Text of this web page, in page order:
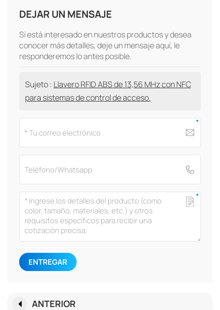
DEJAR UN MENSAJE
Si está interesado en nuestros productos y desea
conocer más detalles, deje un mensaje aquí, le
responderemos lo antes posible.
Sujeto : Llavero RFID ABS de 13,56 MHz con NFC
para sistemas de control de acceso.
ENTREGAR
ANTERIOR